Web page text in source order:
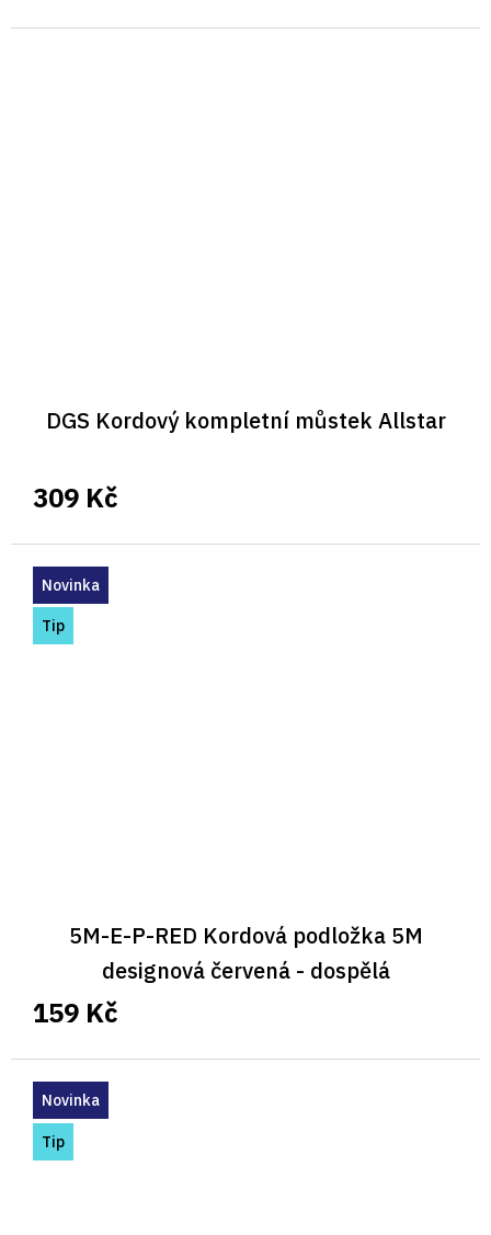
DGS Kordový kompletní můstek Allstar
309 Kč
Novinka
Tip
5M-E-P-RED Kordová podložka 5M
designová červená - dospělá
159 Kč
Novinka
Tip